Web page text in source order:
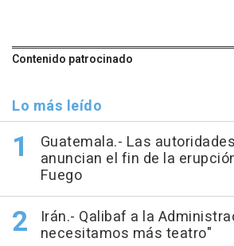
Contenido patrocinado
Lo más leído
Guatemala.- Las
anuncian el fin de la
Fuego
Irán.- Qalibaf a la
necesitamos más teatro"